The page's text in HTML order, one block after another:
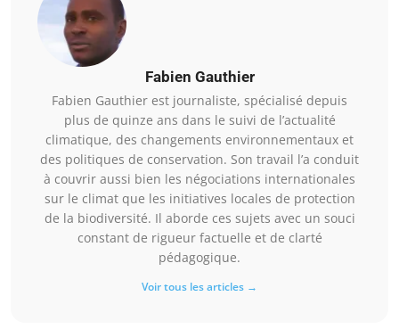
Fabien Gauthier
Fabien Gauthier est journaliste, spécialisé depuis
plus de quinze ans dans le suivi de l’actualité
climatique, des changements environnementaux et
des politiques de conservation. Son travail l’a conduit
à couvrir aussi bien les négociations internationales
sur le climat que les initiatives locales de protection
de la biodiversité. Il aborde ces sujets avec un souci
constant de rigueur factuelle et de clarté
pédagogique.
Voir tous les articles →